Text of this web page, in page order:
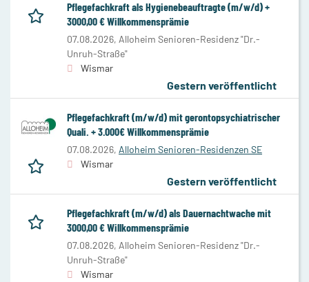
Pflegefachkraft als Hygienebeauftragte (m/w/d) +
3000,00 € Willkommensprämie
07.08.2026, Alloheim Senioren-Residenz "Dr.-
Unruh-Straße"
Wismar
Gestern veröffentlicht
Pflegefachkraft (m/w/d) mit gerontopsychiatrischer
Quali. + 3.000€ Willkommensprämie
07.08.2026, Alloheim Senioren-Residenzen SE
Wismar
Gestern veröffentlicht
Pflegefachkraft (m/w/d) als Dauernachtwache mit
3000,00 € Willkommensprämie
07.08.2026, Alloheim Senioren-Residenz "Dr.-
Unruh-Straße"
Wismar